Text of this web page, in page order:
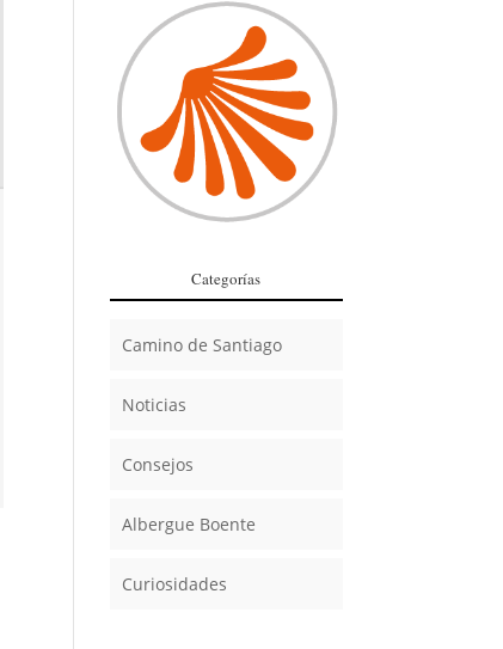
Categorías
Camino de Santiago
Noticias
Consejos
Albergue Boente
Curiosidades